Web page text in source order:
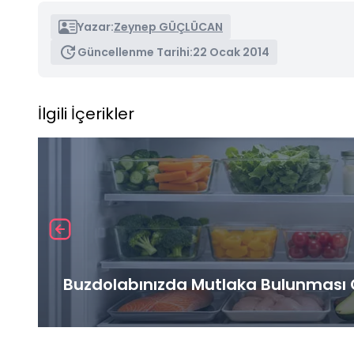
Yazar:Zeynep GÜÇLÜCAN
Güncellenme Tarihi:22 Ocak 2014
İlgili İçerikler
Buzdolabınızda Mutlaka Bulunması